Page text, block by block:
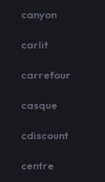
canyon
carlit
carrefour
casque
cdiscount
centre